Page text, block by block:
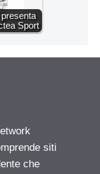
Sport
siti
che